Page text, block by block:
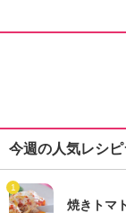
今週の人気レシ
1
焼きトマ